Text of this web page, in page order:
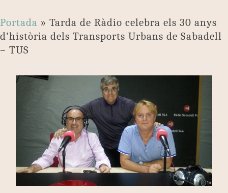
Portada » Tarda de Ràdio celebra els 30 anys
d’història dels Transports Urbans de Sabadell
– TUS